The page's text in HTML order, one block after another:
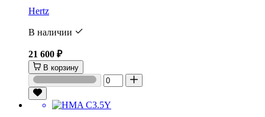
Hertz
В наличии
21 600 ₽
В корзину